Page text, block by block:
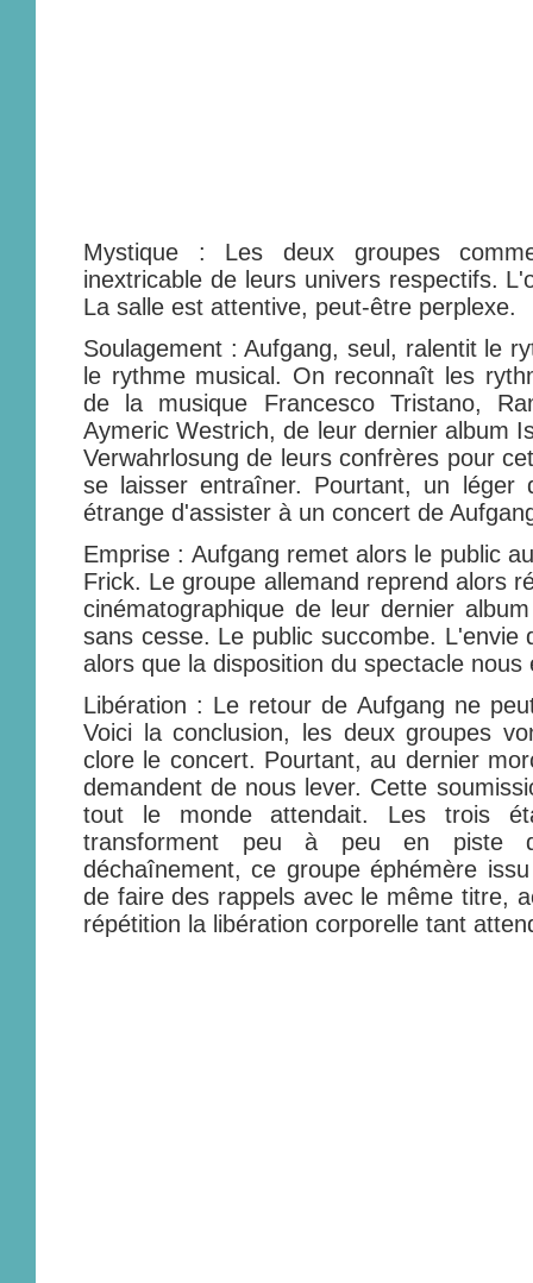
Mystique : Les deux groupes
inextricable de leurs univers respectifs.
La salle est attentive, peut-être perplexe.
Soulagement : Aufgang, seul, ralentit le
le rythme musical. On reconnaît les
de la musique Francesco Tristano,
Aymeric Westrich, de leur dernier album
Verwahrlosung de leurs confrères pour
se laisser entraîner. Pourtant, un léger
étrange d'assister à un concert de
Emprise : Aufgang remet alors le public
Frick. Le groupe allemand reprend alors
cinématographique de leur dernier
sans cesse. Le public succombe. L'envie
alors que la disposition du spectacle nous
Libération : Le retour de Aufgang ne
Voici la conclusion, les deux groupes
clore le concert. Pourtant, au dernier
demandent de nous lever. Cette
tout le monde attendait. Les trois
transforment peu à peu en piste
déchaînement, ce groupe éphémère
de faire des rappels avec le même titre,
répétition la libération corporelle tant